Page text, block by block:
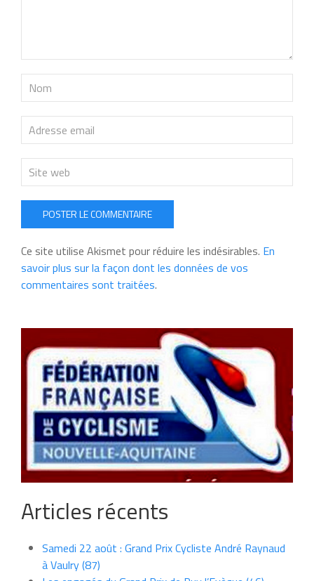
POSTER LE COMMENTAIRE
Ce site utilise Akismet pour réduire les indésirables. En
savoir plus sur la façon dont les données de vos
commentaires sont traitées.
Articles récents
Samedi 22 août : Grand Prix Cycliste André Raynaud
à Vaulry (87)